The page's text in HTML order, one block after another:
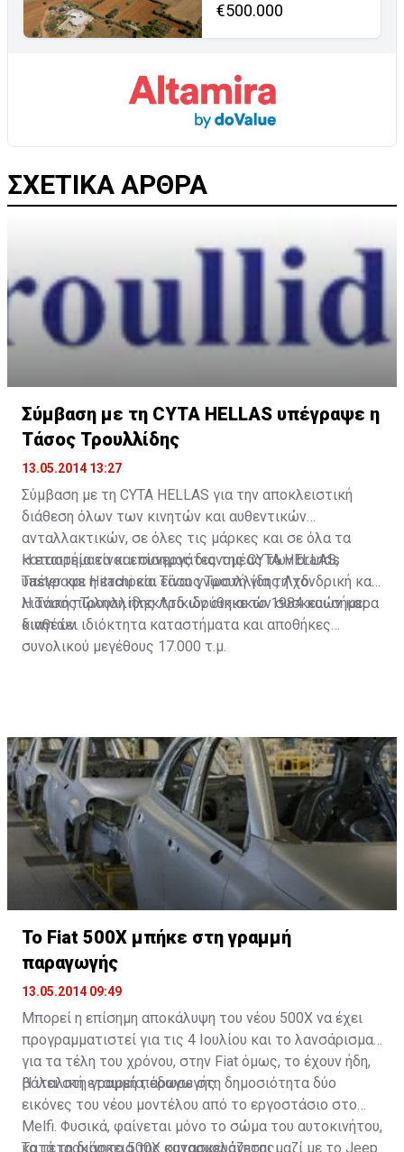
€500.000
ΣΧΕΤΙΚΑ ΑΡΘΡΑ
Σύμβαση με τη CYTA HELLAS υπέγραψε η
Τάσος Τρουλλίδης
13.05.2014 13:27
Σύμβαση με τη CYTA HELLAS για την αποκλειστική
διάθεση όλων των κινητών και αυθεντικών
ανταλλακτικών, σε όλες τις μάρκες και σε όλα τα
καταστήματα και συνεργάτες της CYTA HELLAS,
υπέγραψε η εταιρεία Τάσος Τρουλλίδης Λτδ.
Η εταιρεία είναι επίσημος διανομέας των brands
Taster και Hitachi και είναι γνωστή για τη χονδρική και
λιανική πώληση ηλεκτρικών οικιακών συσκευών και
κινητών.
Η Τάσος Τρουλλίδης Λτδ ιδρύθηκε το 1984 και σήμερα
διαθέτει ιδιόκτητα καταστήματα και αποθήκες
συνολικού μεγέθους 17.000 τ.μ.
To Fiat 500X μπήκε στη γραμμή
παραγωγής
13.05.2014 09:49
Μπορεί η επίσημη αποκάλυψη του νέου 500Χ να έχει
προγραμματιστεί για τις 4 Ιουλίου και το λανσάρισμα
για τα τέλη του χρόνου, στην Fiat όμως, το έχουν ήδη,
βάλει στη γραμμή παραγωγής.
Η ιταλική εταιρεία, έδωσε στη δημοσιότητα δύο
εικόνες του νέου μοντέλου από το εργοστάσιο στο
Melfi. Φυσικά, φαίνεται μόνο το σώμα του αυτοκινήτου,
κατά τη διάρκεια της συναρμολόγησης.
Το τετρακίνητο 500X κατασκευάζεται μαζί με το Jeep